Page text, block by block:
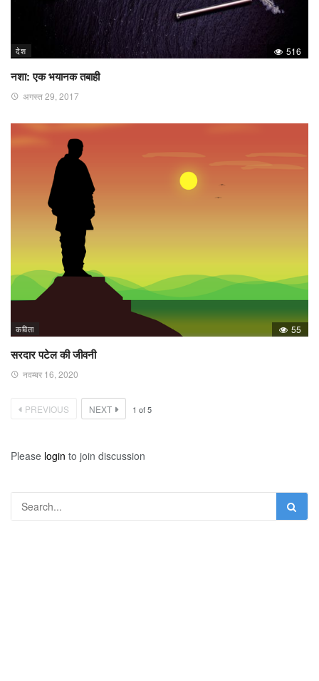
देश 516
नशा: एक भयानक तबाही
अगस्त 29, 2017
कविता 55
सरदार पटेल की जीवनी
नवम्बर 16, 2020
PREVIOUS NEXT 1 of5
Please login to join discussion